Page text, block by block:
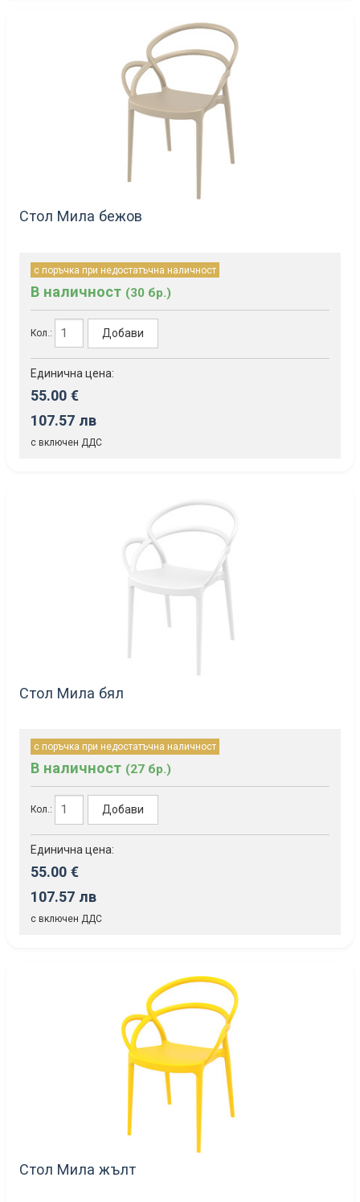
Стол Мила бежов
с поръчка при недостатъчна наличност
В наличност (30 бр.)
Кол.: Добави
Единична цена:
55.00 €
107.57 лв
с включен ДДС
Стол Мила бял
с поръчка при недостатъчна наличност
В наличност (27 бр.)
Кол.: Добави
Единична цена:
55.00 €
107.57 лв
с включен ДДС
Стол Мила жълт